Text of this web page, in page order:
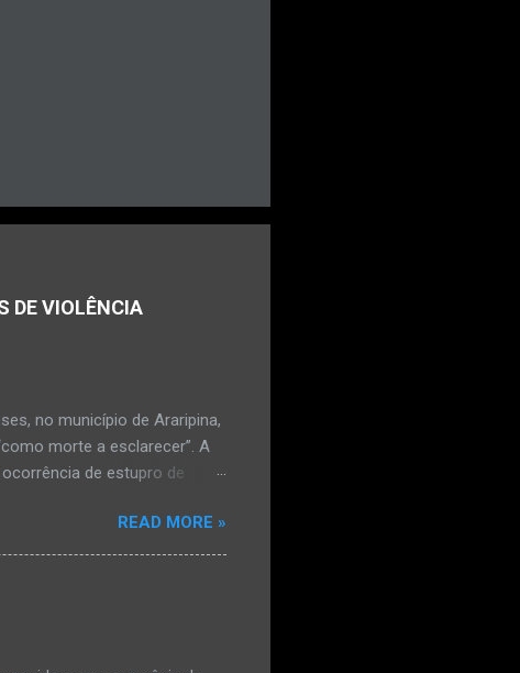
DE VIOLÊNCIA
no município de Araripina,
morte a esclarecer”. A
de estupro de
médica, a vítima estava
anal e vaginal. Os pais
de mal-estar. Segundo
na segunda-feira pela
READ MORE »